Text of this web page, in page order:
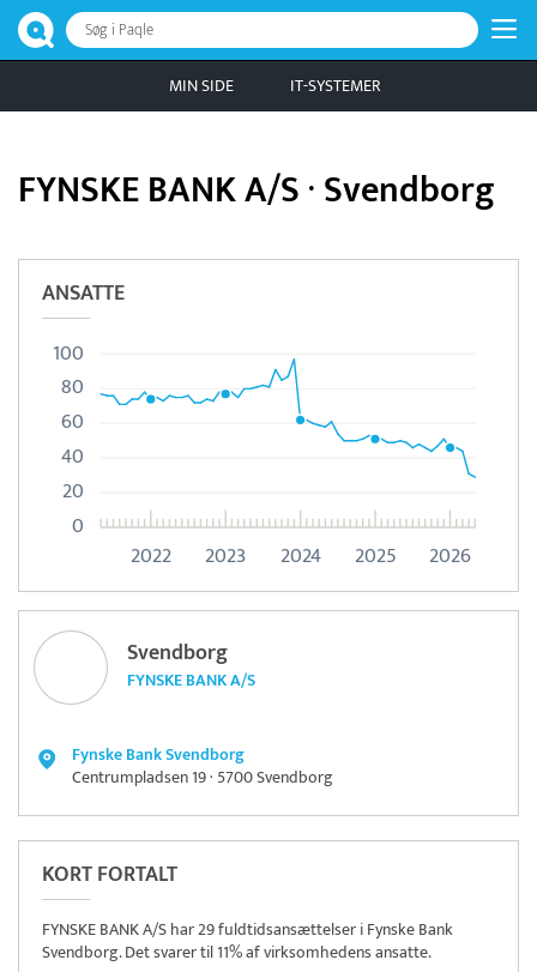
Søg i Paqle
MIN SIDE IT-SYSTEMER
FYNSKE BANK A/S · Svendborg
ANSATTE
2022 2023 2024 2025 2026
0
20
40
60
80
100
Svendborg
FYNSKE BANK A/S
Fynske Bank Svendborg
Centrumpladsen 19 · 5700 Svendborg
KORT FORTALT
FYNSKE BANK A/S har 29 fuldtidsansættelser i Fynske Bank
Svendborg. Det svarer til 11% af virksomhedens ansatte.